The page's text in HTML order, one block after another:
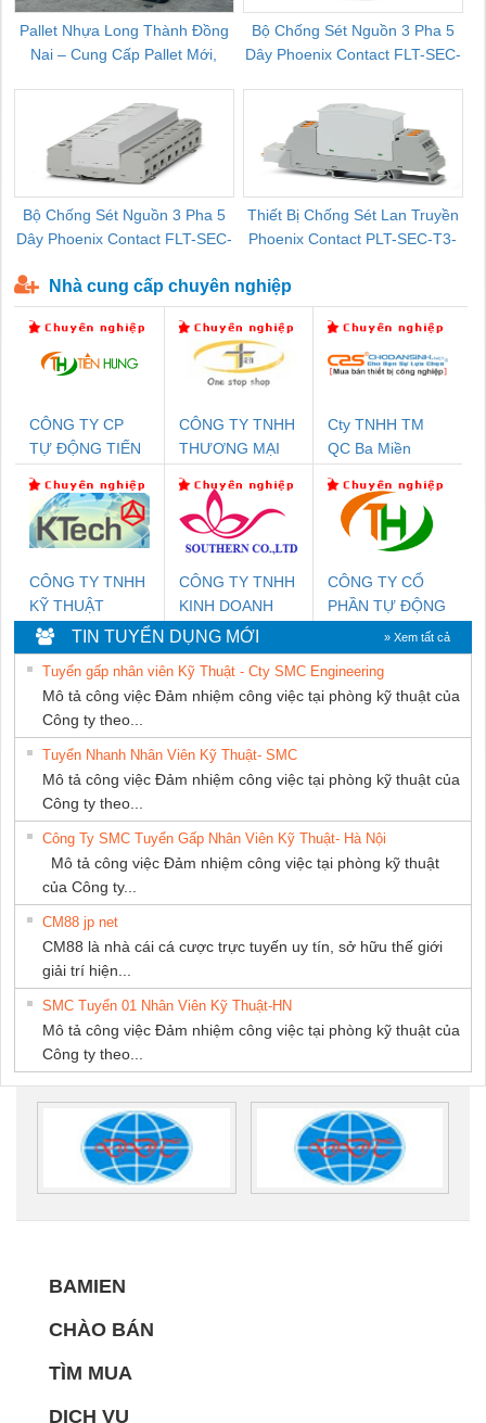
Pallet Nhựa Long Thành Đồng
Nai – Cung Cấp Pallet Mới,
Bộ Chống Sét Nguồn 3 Pha 5
Dây Phoenix Contact FLT-SEC-
Bộ Chống Sét Nguồn 3 Pha 5
Dây Phoenix Contact FLT-SEC-
Thiết Bị Chống Sét Lan Truyền
Phoenix Contact PLT-SEC-T3-
Nhà cung cấp chuyên nghiệp
CÔNG TY CP
TỰ ĐỘNG TIẾN
CÔNG TY TNHH
THƯƠNG MẠI
NAM
Cty TNHH TM
QC Ba Miền
CÔNG TY TNHH
KỸ THUẬT
KTECH VIỆT
NAM
CÔNG TY TNHH
KINH DOANH
DỊCH VỤ XNK
PHƯƠNG NAM
CÔNG TY CỔ
PHẦN TỰ ĐỘNG
TIẾN HƯNG
TIN TUYỂN DỤNG MỚI » Xem tất cả
Tuyển gấp nhân viên Kỹ Thuật - Cty SMC Engineering
Mô tả công việc Đảm nhiệm công việc tại phòng kỹ thuật của
Công ty theo...
Tuyển Nhanh Nhân Viên Kỹ Thuật- SMC
Mô tả công việc Đảm nhiệm công việc tại phòng kỹ thuật của
Công ty theo...
Công Ty SMC Tuyển Gấp Nhân Viên Kỹ Thuật- Hà Nội
Mô tả công việc Đảm nhiệm công việc tại phòng kỹ thuật
của Công ty...
CM88 jp net
CM88 là nhà cái cá cược trực tuyến uy tín, sở hữu thế giới
giải trí hiện...
SMC Tuyển 01 Nhân Viên Kỹ Thuật-HN
Mô tả công việc Đảm nhiệm công việc tại phòng kỹ thuật của
Công ty theo...
BAMIEN
CHÀO BÁN
TÌM MUA
DỊCH VỤ